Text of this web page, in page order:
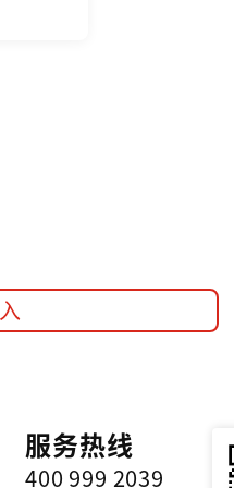
服务热线
400 999 2039